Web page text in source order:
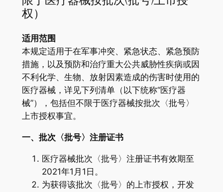
权）
适用范围
本规定适用于在军事冲突、紧急状态、紧急预防
措施，以及预防和治疗重大公共威胁性疾病或因
不利化学、生物、放射因素造成的伤害时使用的
医疗器械，详见下列清单（以下统称“医疗器
械”），包括但不限于医疗器械按批次〈批号〉
上市授权事宜。
一、批次〈批号〉注册证书
医疗器械批次〈批号〉注册证书有效期至
2021年1月1日。
为获得该批次〈批号〉的上市授权，开发